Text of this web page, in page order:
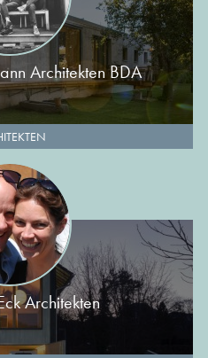
Architekten BDA
Architekten